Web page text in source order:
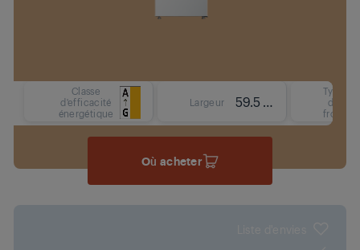
Classe
d'efficacité
énergétique
Largeur 59.5 cm
Type
de
froid
Où acheter